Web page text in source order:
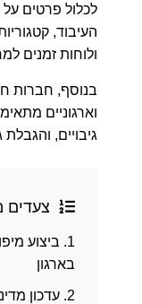
לכלול פרטים
העיבוד,
ולוחות זמנים
בנוסף, חברות
וארגוניים
גיבויים,
צעדים
1. ביצוע
בארגון
2. עדכון